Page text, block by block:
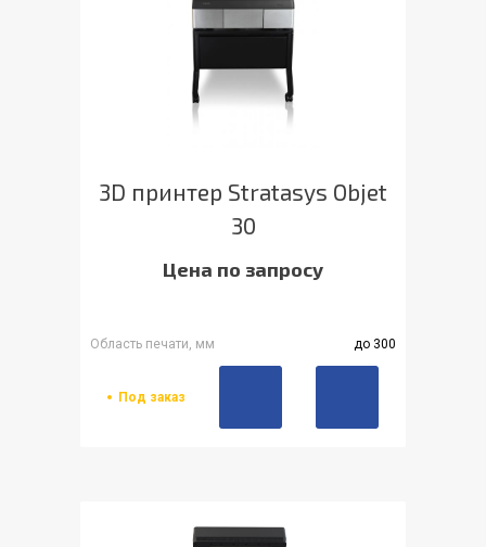
3D принтер Stratasys Objet
30
Цена по запросу
Область печати, мм до 300
Под заказ